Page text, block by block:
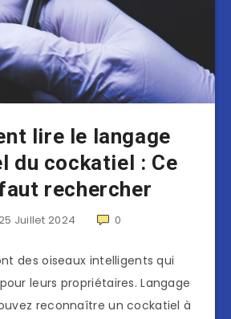
lire le langage
du cockatiel : Ce
rechercher
Juillet 2024 0
des oiseaux intelligents qui
leurs propriétaires. Langage
reconnaître un cockatiel à